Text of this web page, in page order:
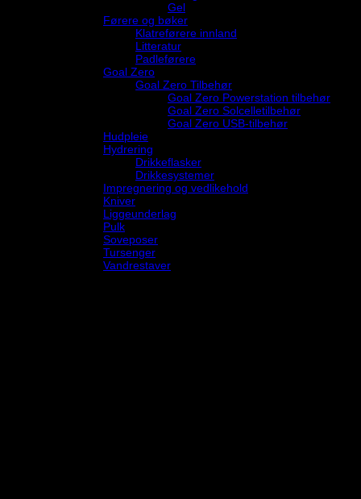
Gel
Førere og bøker
Klatreførere innland
Litteratur
Padleførere
Goal Zero
Goal Zero Tilbehør
Goal Zero Powerstation tilbehør
Goal Zero Solcelletilbehør
Goal Zero USB-tilbehør
Hudpleie
Hydrering
Drikkeflasker
Drikkesystemer
Impregnering og vedlikehold
Kniver
Liggeunderlag
Pulk
Soveposer
Tursenger
Vandrestaver